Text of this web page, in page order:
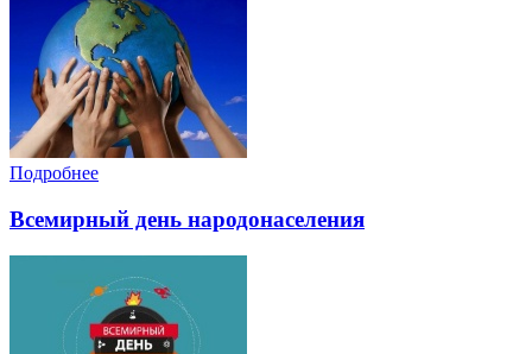
Подробнее
Всемирный день народонаселения